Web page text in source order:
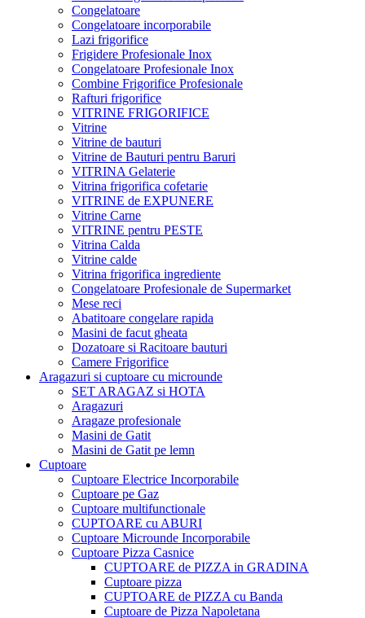
Congelatoare
Congelatoare incorporabile
Lazi frigorifice
Frigidere Profesionale Inox
Congelatoare Profesionale Inox
Combine Frigorifice Profesionale
Rafturi frigorifice
VITRINE FRIGORIFICE
Vitrine
Vitrine de bauturi
Vitrine de Bauturi pentru Baruri
VITRINA Gelaterie
Vitrina frigorifica cofetarie
VITRINE de EXPUNERE
Vitrine Carne
VITRINE pentru PESTE
Vitrina Calda
Vitrine calde
Vitrina frigorifica ingrediente
Congelatoare Profesionale de Supermarket
Mese reci
Abatitoare congelare rapida
Masini de facut gheata
Dozatoare si Racitoare bauturi
Camere Frigorifice
Aragazuri si cuptoare cu microunde
SET ARAGAZ si HOTA
Aragazuri
Aragaze profesionale
Masini de Gatit
Masini de Gatit pe lemn
Cuptoare
Cuptoare Electrice Incorporabile
Cuptoare pe Gaz
Cuptoare multifunctionale
CUPTOARE cu ABURI
Cuptoare Microunde Incorporabile
Cuptoare Pizza Casnice
CUPTOARE de PIZZA in GRADINA
Cuptoare pizza
CUPTOARE de PIZZA cu Banda
Cuptoare de Pizza Napoletana